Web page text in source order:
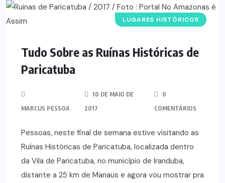
LUGARES HISTÓRICOS
Tudo Sobre as Ruínas Históricas de
Paricatuba
MARCUS PESSOA
10 DE MAIO DE
2017
0
COMENTÁRIOS
Pessoas, neste final de semana estive visitando as
Ruínas Históricas de Paricatuba, localizada dentro
da Vila de Paricatuba, no município de Iranduba,
distante a 25 km de Manaus e agora vou mostrar pra